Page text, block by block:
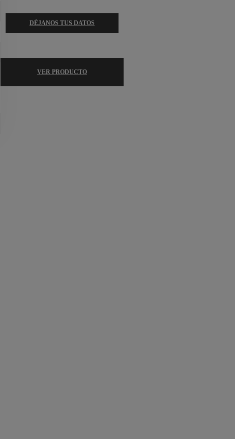
DÉJANOS TUS DATOS
VER PRODUCTO